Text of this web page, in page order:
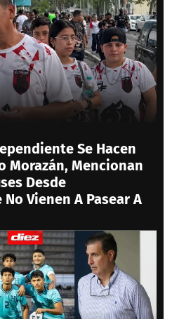
Se Hacen
Morazán, Mencionan
Desde
Vienen A Pasear A